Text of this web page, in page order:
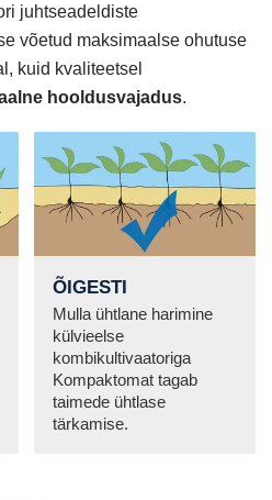
juhtseadeldiste
võetud maksimaalse ohutuse
kuid kvaliteetsel
hooldusvajadus.
ÕIGESTI
Mulla ühtlane harimine
külvieelse
kombikultivaatoriga
Kompaktomat tagab
taimede ühtlase
tärkamise.